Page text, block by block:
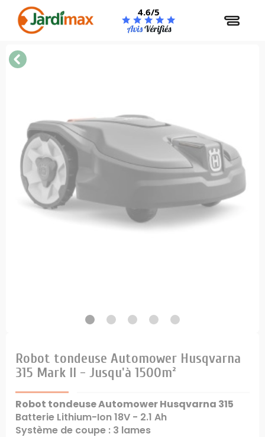
4.6/5
Robot tondeuse Automower Husqvarna
315 Mark II - Jusqu'à 1500m²
Robot tondeuse Automower Husqvarna 315
Batterie Lithium-Ion 18V - 2.1 Ah
Système de coupe : 3 lames
Panneau de gestion des cookies